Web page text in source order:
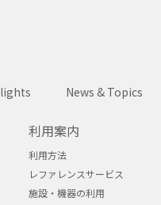
News & Topics
利用案内
利用方法
レファレンスサービス
施設・機器の利用